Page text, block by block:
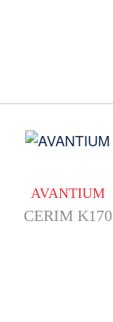
AVANTIUM
CERIM K170